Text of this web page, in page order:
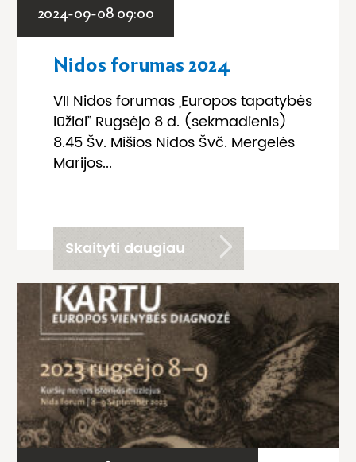
2024-09-08 09:00
Nidos forumas 2024
VII Nidos forumas „Europos tapatybės
lūžiai” Rugsėjo 8 d. (sekmadienis)
8.45 Šv. Mišios Nidos Švč. Mergelės
Marijos...
Skaityti daugiau